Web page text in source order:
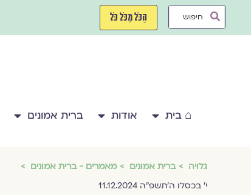
Search
הַכֹּל מִכֹּל כֹּל
⌂ בית אודות ברית אמונים
גלויה ברית אמונים
מאמרים - ברית אמונים
י׳ בכסלו ה׳תשפ״ה 11.12.2024